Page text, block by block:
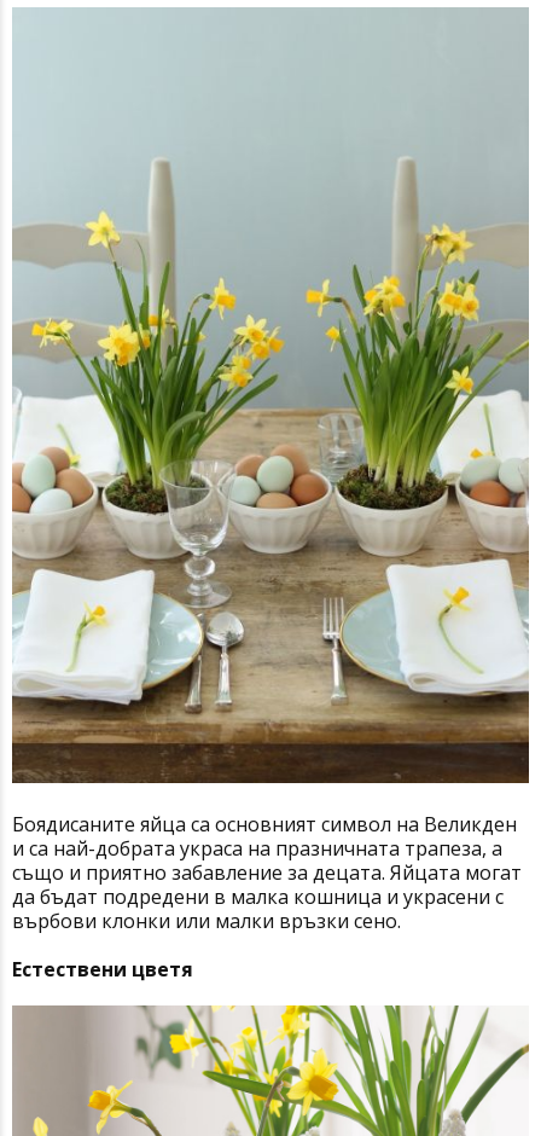
Боядисаните яйца са основният символ на Великден
и са най-добрата украса на празничната трапеза, а
също и приятно забавление за децата. Яйцата могат
да бъдат подредени в малка кошница и украсени с
върбови клонки или малки връзки сено.
Естествени цветя